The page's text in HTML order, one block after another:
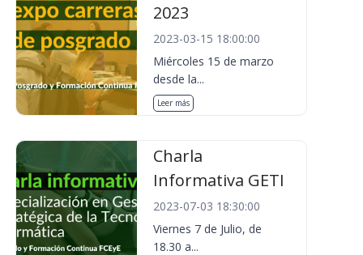
2023
2023-03-15 18:00:00
Miércoles 15 de marzo
desde la...
Leer más
Charla
Informativa GETI
2023-07-03 18:30:00
Viernes 7 de Julio, de
18.30 a...